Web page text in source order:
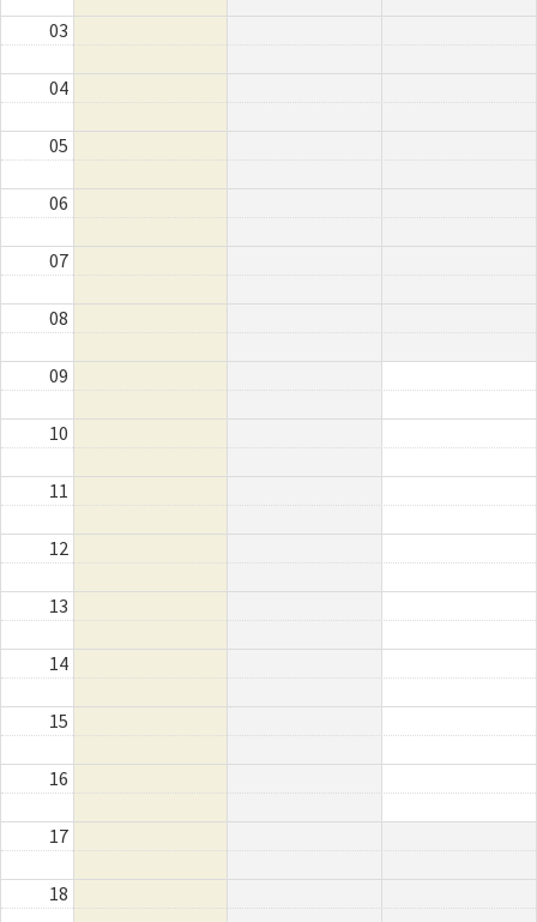
03
04
05
06
07
08
09
10
11
12
13
14
15
16
17
18